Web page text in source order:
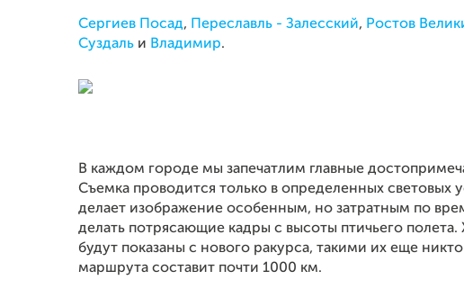
Сергиев Посад, Переславль - Залесский, Ростов
Суздаль и Владимир.
В каждом городе мы запечатлим главные
Съемка проводится только в определенных световых
делает изображение особенным, но затратным по
делать потрясающие кадры с высоты птичьего
будут показаны с нового ракурса, такими их еще
маршрута составит почти 1000 км.